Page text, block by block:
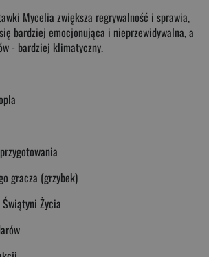
Mycelia zwiększa regrywalność i sprawia,
bardziej emocjonująca i nieprzewidywalna, a
- bardziej klimatyczny.
gracza (grzybek)
Świątyni Życia